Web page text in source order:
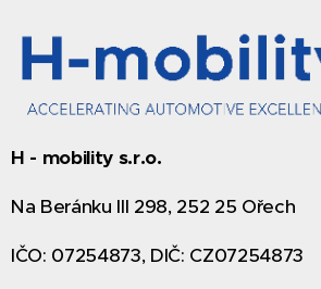
H - mobility s.r.o.
Na Beránku III 298, 252 25 Ořech
IČO: 07254873, DIČ: CZ07254873